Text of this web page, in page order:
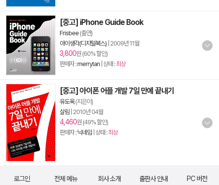
[중고] iPhone Guide Book
Frisbee (출연)
아이생각(디지털북스) 2009년 11월
3,800원 (60% 할인)
판매자 :merrytan | 상태 :최상
[중고] 아이폰 어플 개발 7일 만에 끝내기
유도욱(지은이)
살림 2010년 04월
4,460원 (49% 할인)
판매자 :닉네임 | 상태 :최상
로그인 전체 메뉴 회사 소개 출판사 안내 PC 버전